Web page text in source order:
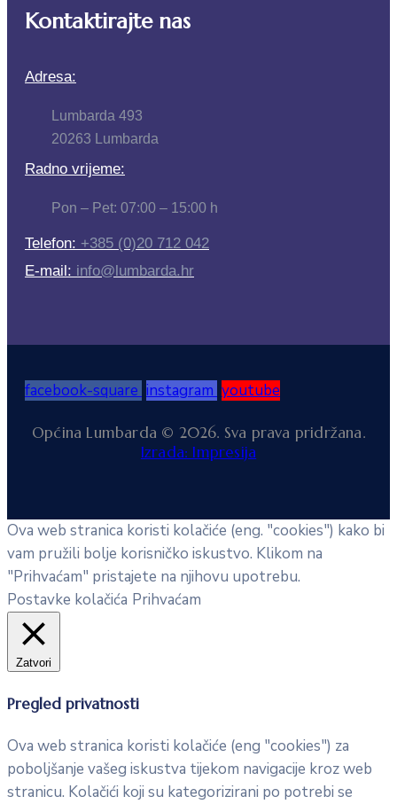
Kontaktirajte nas
Adresa:
Lumbarda 493
20263 Lumbarda
Radno vrijeme:
Pon – Pet: 07:00 – 15:00 h
Telefon: +385 (0)20 712 042
E-mail: info@lumbarda.hr
facebook-square instagram youtube
Općina Lumbarda © 2026. Sva prava pridržana.
Izrada: Impresija
Ova web stranica koristi kolačiće (eng. "cookies") kako bi
vam pružili bolje korisničko iskustvo. Klikom na
"Prihvaćam" pristajete na njihovu upotrebu.
Postavke kolačića Prihvaćam
Zatvori
Pregled privatnosti
Ova web stranica koristi kolačiće (eng "cookies") za
poboljšanje vašeg iskustva tijekom navigacije kroz web
stranicu. Kolačići koji su kategorizirani po potrebi se